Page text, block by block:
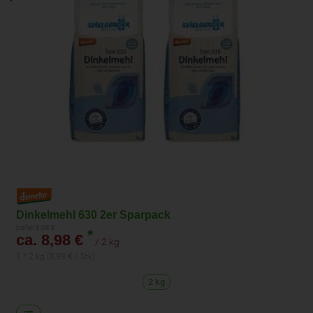
Dinkelmehl 630 2er Sparpack
ca. 8,98 € * / 2 kg
2 kg